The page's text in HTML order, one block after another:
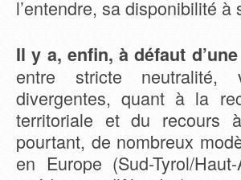
l’entendre, sa disponibilité
Il y a, enfin, à défaut
entre stricte neutralité,
divergentes, quant à la
territoriale et du recours
pourtant, de nombreux
en Europe (Sud-Tyrol/